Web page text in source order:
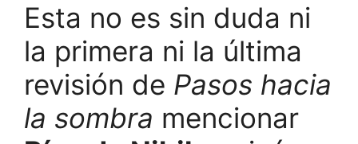
Esta no es sin duda ni
la primera ni la última
revisión de Pasos hacia
la sombra mencionar